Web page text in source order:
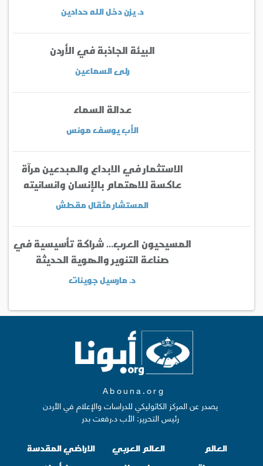
د. يزن دخل الله حدادين
البيئة الجاذبة في الأردن
رلى السماعين
عدالة السماء
الأب يوسف مونس
الاستثمار في الابداع والمبدعين مرآة
عاكسة للاهتمام بالإنسان وانسانيته
المستشار مثقال مقطش
المسيحيون العرب… شراكة تأسيسية في
صناعة التنوير والهوية الحديثة
د. مارسيل جوينات
Abouna.org
يصدر عن المركز الكاثوليكي للدراسات والإعلام في الأردن
رئيس التحرير: الأب د.رفعت بدر
العالم العالم العربي
الاراضي المقدسة